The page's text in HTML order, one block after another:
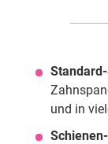
und in